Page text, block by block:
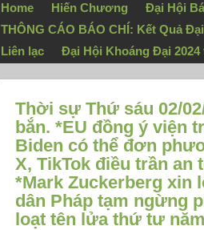
Home Hiến Chương Đại Hội
THÔNG CÁO BÁO CHÍ: Kết Quả
Liên lạc
Đại Hội Khoáng Đại 2024
Thời sự Thứ sáu 02/
bắn. *EU đồng ý viện
Biden có thể đơn
X, TikTok điều trần
*Mark Zuckerberg xin
dân Pháp tạm ngừng
loạt tên lửa thứ tư